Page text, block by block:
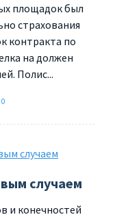
площадок был
страхования
контракта по
на должен
Полис...
0
случаем
и конечностей